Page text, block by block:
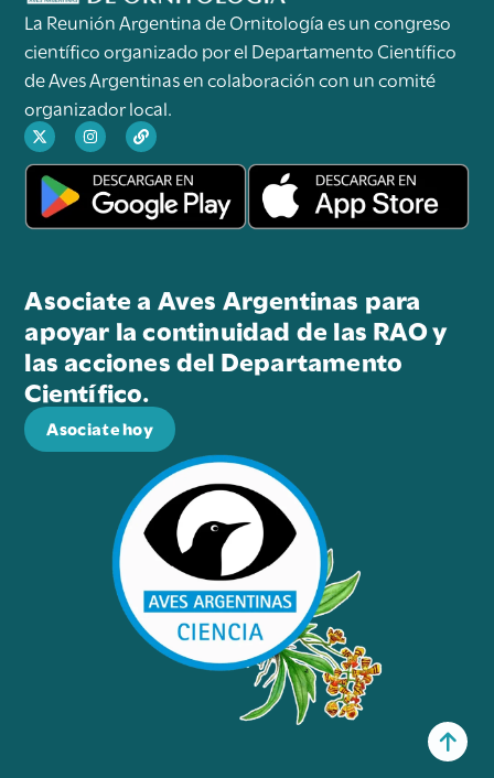
La Reunión Argentina de Ornitología es un congreso
científico organizado por el Departamento Científico
de Aves Argentinas en colaboración con un comité
organizador local.
Asociate a Aves Argentinas para
apoyar la continuidad de las RAO y
las acciones del Departamento
Científico.
Asociate hoy